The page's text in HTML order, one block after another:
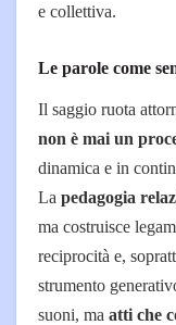
e collettiva.
Le parole come
Il saggio ruota
non è mai un
dinamica e in
La pedagogia
ma costruisce
reciprocità e,
strumento
suoni, ma atti che